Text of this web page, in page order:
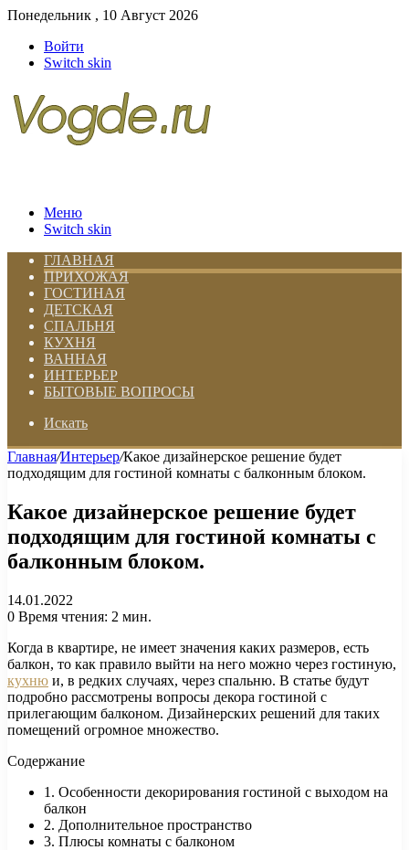
Понедельник , 10 Август 2026
Войти
Switch skin
Меню
Switch skin
ГЛАВНАЯ
ПРИХОЖАЯ
ГОСТИНАЯ
ДЕТСКАЯ
СПАЛЬНЯ
КУХНЯ
ВАННАЯ
ИНТЕРЬЕР
БЫТОВЫЕ ВОПРОСЫ
Искать
Главная/Интерьер/Какое дизайнерское решение будет
подходящим для гостиной комнаты с балконным блоком.
Какое дизайнерское решение будет
подходящим для гостиной комнаты с
балконным блоком.
14.01.2022
0 Время чтения: 2 мин.
Когда в квартире, не имеет значения каких размеров, есть
балкон, то как правило выйти на него можно через гостиную,
кухню и, в редких случаях, через спальню. В статье будут
подробно рассмотрены вопросы декора гостиной с
прилегающим балконом. Дизайнерских решений для таких
помещений огромное множество.
Содержание
1. Особенности декорирования гостиной с выходом на
балкон
2. Дополнительное пространство
3. Плюсы комнаты с балконом